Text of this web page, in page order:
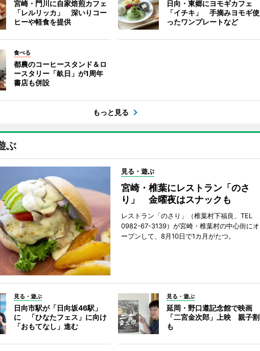
宮崎・門川に自家焙煎カフェ
「レルリッカ」 深いりコー
ヒーや軽食を提供
日向・東郷にヨモギカフェ
「イチキ」 手摘みヨモギ使
ったワンプレートなど
食べる
都農のコーヒースタンド＆ロ
ースタリー「畝日」が1周年
書店も併設
もっと見る
ぶ
見る・遊ぶ
宮崎・椎葉にレストラン「のさ
り」 金曜夜はスナックも
レストラン「のさり」（椎葉村下福良、TEL
0982-67-3139）が宮崎・椎葉村の中心街にオ
ープンして、8月10日で1カ月がたつ。
見る・遊ぶ
日向市駅が「日向坂46駅」
に 「ひなたフェス」に向け
「おもてなし」進む
見る・遊ぶ
延岡・野口遵記念館で映画
「二宮金次郎」上映 親子割
も